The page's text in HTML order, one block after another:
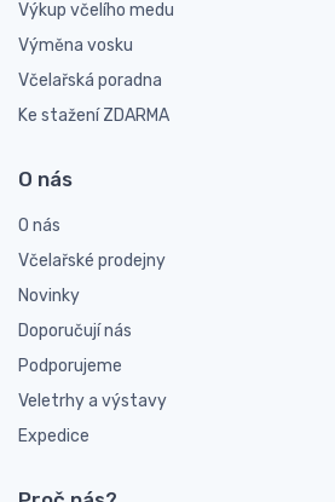
Výkup včelího medu
Výměna vosku
Včelařská poradna
Ke stažení ZDARMA
O nás
O nás
Včelařské prodejny
Novinky
Doporučují nás
Podporujeme
Veletrhy a výstavy
Expedice